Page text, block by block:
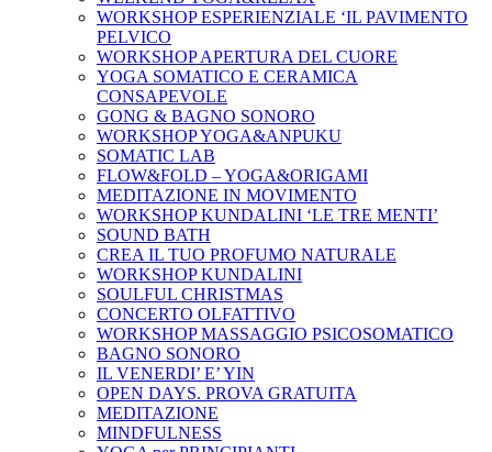
WORKSHOP ESPERIENZIALE ‘IL PAVIMENTO
PELVICO
WORKSHOP APERTURA DEL CUORE
YOGA SOMATICO E CERAMICA
CONSAPEVOLE
GONG & BAGNO SONORO
WORKSHOP YOGA&ANPUKU
SOMATIC LAB
FLOW&FOLD – YOGA&ORIGAMI
MEDITAZIONE IN MOVIMENTO
WORKSHOP KUNDALINI ‘LE TRE MENTI’
SOUND BATH
CREA IL TUO PROFUMO NATURALE
WORKSHOP KUNDALINI
SOULFUL CHRISTMAS
CONCERTO OLFATTIVO
WORKSHOP MASSAGGIO PSICOSOMATICO
BAGNO SONORO
IL VENERDI’ E’ YIN
OPEN DAYS. PROVA GRATUITA
MEDITAZIONE
MINDFULNESS